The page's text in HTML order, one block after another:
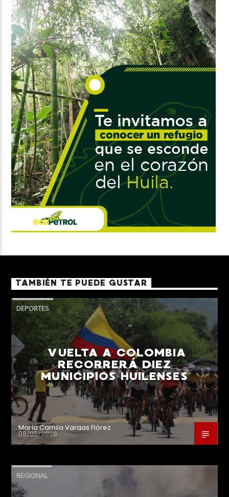
TAMBIÉN TE PUEDE GUSTAR
DEPORTES
VUELTA A COLOMBIA
RECORRERÁ DIEZ
MUNICIPIOS HUILENSES
María Camila Vargas Flórez
08/05/2026
REGIONAL